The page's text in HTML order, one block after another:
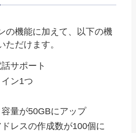
の機能に加えて、以下の機
ただけます。
サポート
ン1つ
量が50GBにアップ
レスの作成数が100個に